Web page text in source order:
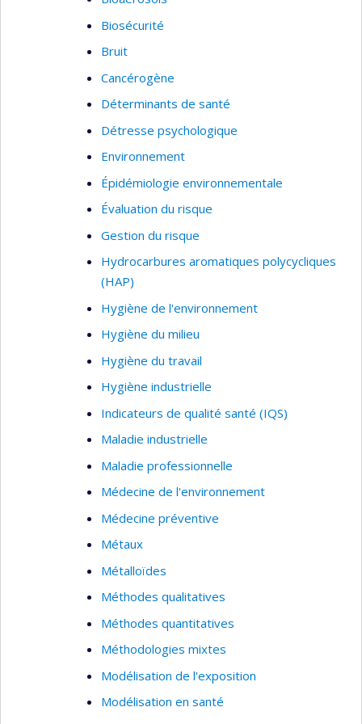
Biosécurité
Bruit
Cancérogène
Déterminants de santé
Détresse psychologique
Environnement
Épidémiologie environnementale
Évaluation du risque
Gestion du risque
Hydrocarbures aromatiques polycycliques
(HAP)
Hygiène de l'environnement
Hygiène du milieu
Hygiène du travail
Hygiène industrielle
Indicateurs de qualité santé (IQS)
Maladie industrielle
Maladie professionnelle
Médecine de l'environnement
Médecine préventive
Métaux
Métalloïdes
Méthodes qualitatives
Méthodes quantitatives
Méthodologies mixtes
Modélisation de l'exposition
Modélisation en santé